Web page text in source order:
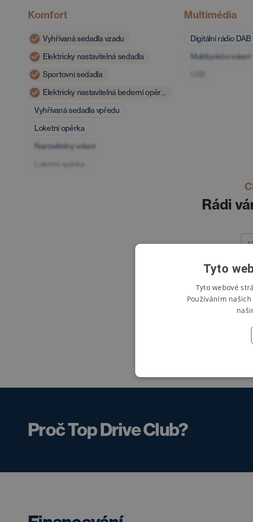
Komfort
Vyhřívaná sedadla vzadu
Elektricky nastavitelná sedadla
Sportovní sedadla
Elektricky nastavitelná bederní opěrka
Vyhřívaná sedadla vpředu
Loketní opěrka
Nastavitelný volant
Loketní opěrka
Multimédia
Digitální rádio DAB
Multifunkční volant
Rádi
Proč Top Drive Club?
Tyto
Tyto webové
Používáním